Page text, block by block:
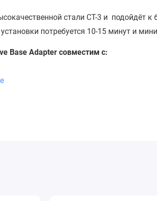
стали СТ-3 и подойдёт
потребуется 10-15 минут и
Base Adapter совместим с:
после ознакомления с